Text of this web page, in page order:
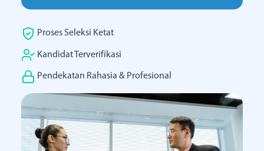
Hubungi
Proses Seleksi Ketat
Kandidat Terverifikasi
Pendekatan Rahasia & Profesional